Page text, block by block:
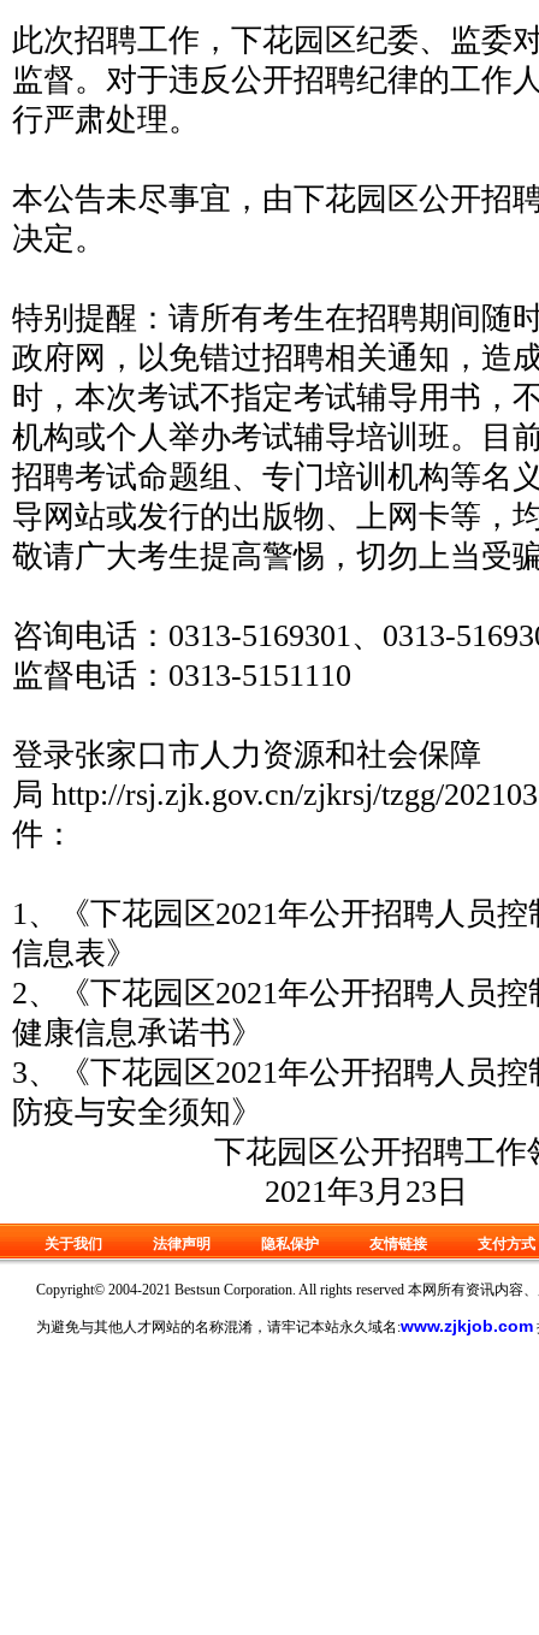
此次招聘工作，下花园区纪委、监委
监督。对于违反公开招聘纪律的工作
行严肃处理。
本公告未尽事宜，由下花园区公开招
决定。
特别提醒：请所有考生在招聘期间随
政府网，以免错过招聘相关通知，造
时，本次考试不指定考试辅导用书，
机构或个人举办考试辅导培训班。目
招聘考试命题组、专门培训机构等名
导网站或发行的出版物、上网卡等，
敬请广大考生提高警惕，切勿上当受
咨询电话：0313-5169301、0313-
监督电话：0313-5151110
登录张家口市人力资源和社会保障
局 http://rsj.zjk.gov.cn/zjkrsj/tzgg/
件：
1、《下花园区2021年公开招聘人员
信息表》
2、《下花园区2021年公开招聘人员
健康信息承诺书》
3、《下花园区2021年公开招聘人员
防疫与安全须知》
下花园区公开招聘工作领
2021年3月23日
关于我们 法律声明 隐私保护 友情链接 支付方式
Copyright© 2004-2021 Bestsun Corporation. All rights reserved 本网所有资讯内
为避免与其他人才网站的名称混淆，请牢记本站永久域名:www.zjkjob.com